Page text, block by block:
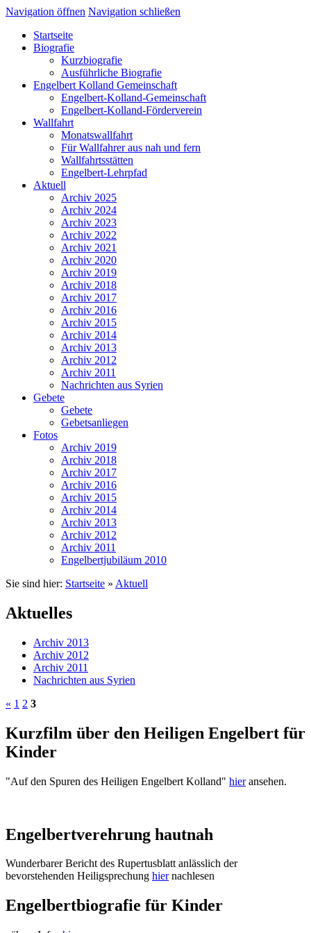
Navigation öffnen Navigation schließen
Startseite
Biografie
Kurzbiografie
Ausführliche Biografie
Engelbert Kolland Gemeinschaft
Engelbert-Kolland-Gemeinschaft
Engelbert-Kolland-Förderverein
Wallfahrt
Monatswallfahrt
Für Wallfahrer aus nah und fern
Wallfahrtsstätten
Engelbert-Lehrpfad
Aktuell
Archiv 2025
Archiv 2024
Archiv 2023
Archiv 2022
Archiv 2021
Archiv 2020
Archiv 2019
Archiv 2018
Archiv 2017
Archiv 2016
Archiv 2015
Archiv 2014
Archiv 2013
Archiv 2012
Archiv 2011
Nachrichten aus Syrien
Gebete
Gebete
Gebetsanliegen
Fotos
Archiv 2019
Archiv 2018
Archiv 2017
Archiv 2016
Archiv 2015
Archiv 2014
Archiv 2013
Archiv 2012
Archiv 2011
Engelbertjubiläum 2010
Sie sind hier: Startseite » Aktuell
Aktuelles
Archiv 2013
Archiv 2012
Archiv 2011
Nachrichten aus Syrien
« 1 2 3
Kurzfilm über den Heiligen Engelbert für
Kinder
"Auf den Spuren des Heiligen Engelbert Kolland" hieransehen.
Engelbertverehrung hautnah
Wunderbarer Bericht des Rupertusblatt anlässlich der
bevorstehenden Heiligsprechung hiernachlesen
Engelbertbiografie für Kinder